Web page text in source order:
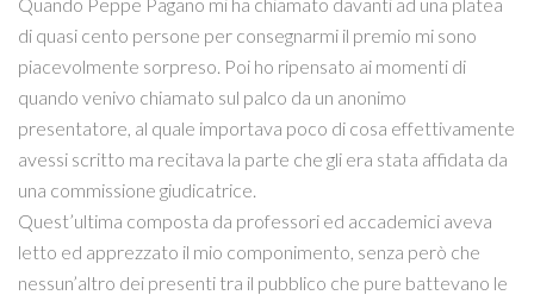
di quasi cento persone per consegnarmi il premio mi sono
piacevolmente sorpreso. Poi ho ripensato ai momenti di
quando venivo chiamato sul palco da un anonimo
presentatore, al quale importava poco di cosa effettivamente
avessi scritto ma recitava la parte che gli era stata affidata da
una commissione giudicatrice.
Quest’ultima composta da professori ed accademici aveva
letto ed apprezzato il mio componimento, senza però che
nessun’altro dei presenti tra il pubblico che pure battevano le